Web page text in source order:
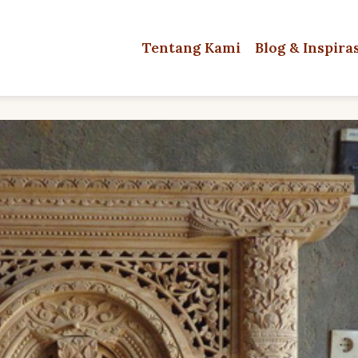
Tentang Kami Blog &